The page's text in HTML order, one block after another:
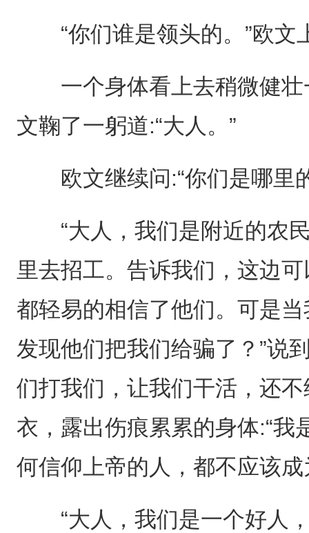
“你们谁是领头的。”欧文
一个身体看上去稍微健壮
文鞠了一躬道:“大人。”
欧文继续问:“你们是哪里
“大人，我们是附近的农民
里去招工。告诉我们，这边
都轻易的相信了他们。可是
发现他们把我们给骗了？”说
们打我们，让我们干活，还
衣，露出伤痕累累的身体:“我
何信仰上帝的人，都不应该成
“大人，我们是一个好人，